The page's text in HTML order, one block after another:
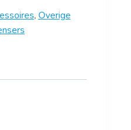
, Overige